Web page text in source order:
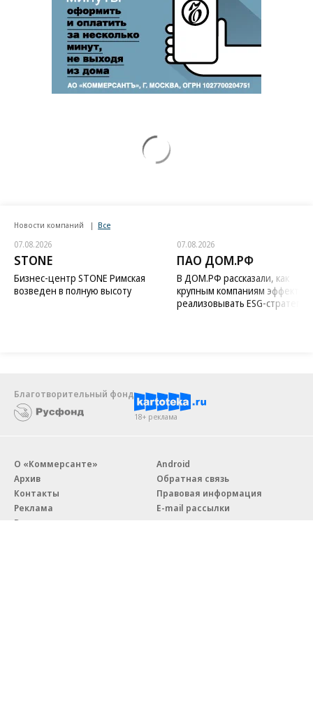
Новости компаний Все
07.08.2026
STONE
Бизнес-центр STONE Римская
возведен в полную высоту
07.08.2026
ПАО ДОМ.РФ
В ДОМ.РФ рассказали, как
крупным компаниям
реализовывать ESG-стратегию
Благотворительный фонд
18+ реклама
О «Коммерсанте»
Архив
Контакты
Реклама
Вакансии
Android
Обратная связь
Правовая информация
E-mail рассылки